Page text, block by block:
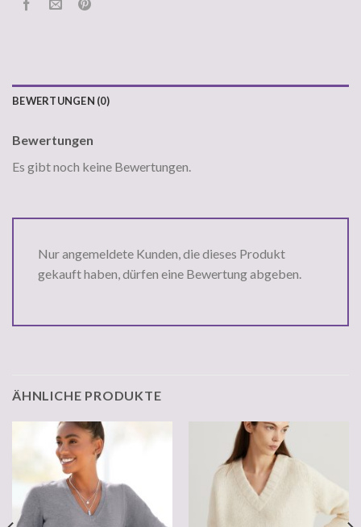
BEWERTUNGEN (0)
Bewertungen
Es gibt noch keine Bewertungen.
Nur angemeldete Kunden, die dieses Produkt
gekauft haben, dürfen eine Bewertung abgeben.
ÄHNLICHE PRODUKTE